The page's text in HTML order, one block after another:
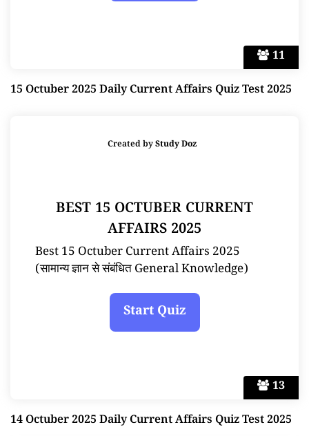
11
15 Octuber 2025 Daily Current Affairs Quiz Test 2025
13
Created byStudy Doz
BEST 15 OCTUBER CURRENT
AFFAIRS 2025
Best 15 Octuber Current Affairs 2025
(सामान्य ज्ञान से संबंधित General Knowledge)
14 Octuber 2025 Daily Current Affairs Quiz Test 2025